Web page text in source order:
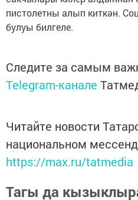
пистолетны алып киткән.
булуы билгеле.
Следите за самым
Telegram-канале
Читайте новости
национальном
https://max.ru/tatmedia
Тагы да